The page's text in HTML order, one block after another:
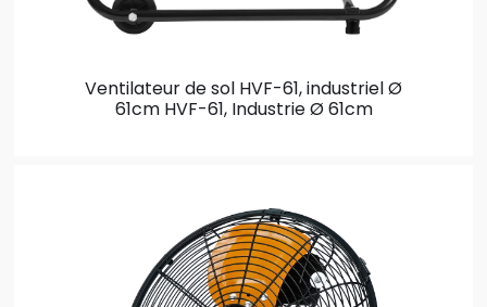
Ventilateur de sol HVF-61, industriel Ø
61cm HVF-61, Industrie Ø 61cm